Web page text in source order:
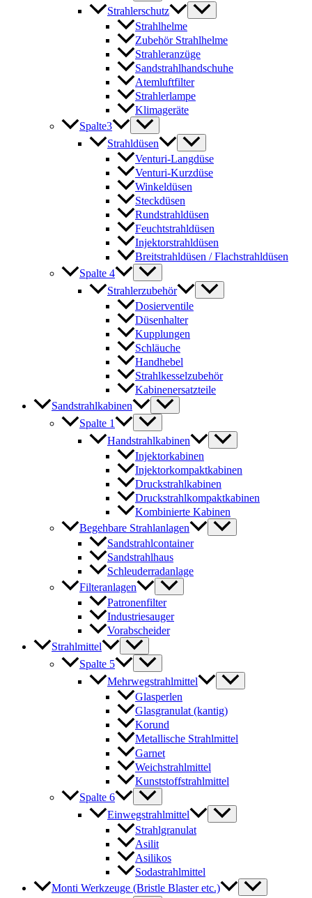
Strahlerschutz
Strahlhelme
Zubehör Strahlhelme
Strahleranzüge
Sandstrahlhandschuhe
Atemluftfilter
Strahlerlampe
Klimageräte
Spalte3
Strahldüsen
Venturi-Langdüse
Venturi-Kurzdüse
Winkeldüsen
Steckdüsen
Rundstrahldüsen
Feuchtstrahldüsen
Injektorstrahldüsen
Breitstrahldüsen / Flachstrahldüsen
Spalte 4
Strahlerzubehör
Dosierventile
Düsenhalter
Kupplungen
Schläuche
Handhebel
Strahlkesselzubehör
Kabinenersatzteile
Sandstrahlkabinen
Spalte 1
Handstrahlkabinen
Injektorkabinen
Injektorkompaktkabinen
Druckstrahlkabinen
Druckstrahlkompaktkabinen
Kombinierte Kabinen
Begehbare Strahlanlagen
Sandstrahlcontainer
Sandstrahlhaus
Schleuderradanlage
Filteranlagen
Patronenfilter
Industriesauger
Vorabscheider
Strahlmittel
Spalte 5
Mehrwegstrahlmittel
Glasperlen
Glasgranulat (kantig)
Korund
Metallische Strahlmittel
Garnet
Weichstrahlmittel
Kunststoffstrahlmittel
Spalte 6
Einwegstrahlmittel
Strahlgranulat
Asilit
Asilikos
Sodastrahlmittel
Monti Werkzeuge (Bristle Blaster etc.)